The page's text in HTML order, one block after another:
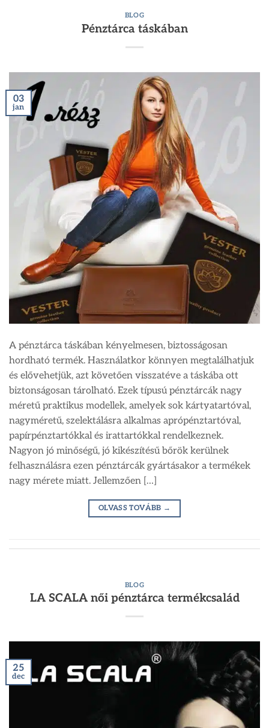
BLOG
Pénztárca táskában
03
jan
A pénztárca táskában kényelmesen, biztosságosan
hordható termék. Használatkor könnyen megtalálhatjuk
és elővehetjük, azt követően visszatéve a táskába ott
biztonságosan tárolható. Ezek típusú pénztárcák nagy
méretű praktikus modellek, amelyek sok kártyatartóval,
nagyméretű, szelektálásra alkalmas aprópénztartóval,
papírpénztartókkal és irattartókkal rendelkeznek.
Nagyon jó minőségű, jó kikészítésű bőrök kerülnek
felhasználásra ezen pénztárcák gyártásakor a termékek
nagy mérete miatt. Jellemzően […]
OLVASS TOVÁBB →
BLOG
LA SCALA női pénztárca termékcsalád
25
dec